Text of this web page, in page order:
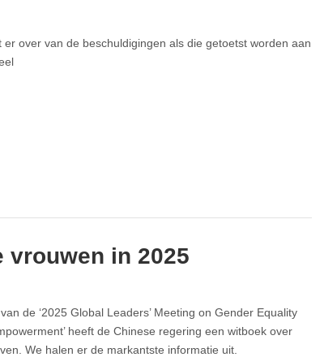
er over van de beschuldigingen als die getoetst worden aan
vrouwen in 2025
de ‘2025 Global Leaders’ Meeting on Gender Equality
heeft de Chinese regering een witboek over
We halen er de markantste informatie uit.